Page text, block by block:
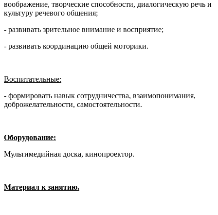
воображение, творческие способности, диалогическую речь и
культуру речевого общения;
- развивать зрительное внимание и восприятие;
- развивать координацию общей моторики.
Воспитательные:
- формировать навык сотрудничества, взаимопонимания,
доброжелательности, самостоятельности.
Оборудование:
Мультимедийная доска, кинопроектор.
Материал к занятию.